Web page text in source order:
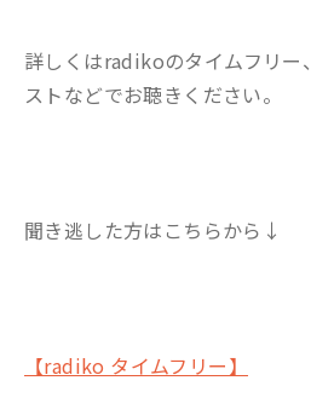
詳しくはradikoのタイムフリー
ストなどでお聴きください。
聞き逃した方はこちらから↓
【radiko タイムフリー】